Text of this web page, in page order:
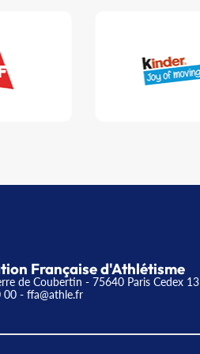
Française d'Athlétisme
de Coubertin - 75640 Paris Cedex 13
00 - ffa@athle.fr